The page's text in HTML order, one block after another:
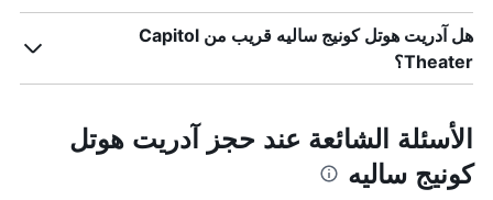
هل آدريت هوتل كونيج ساليه قريب من Capitol
Theater؟
الأسئلة الشائعة عند حجز آدريت هوتل
كونيج ساليه